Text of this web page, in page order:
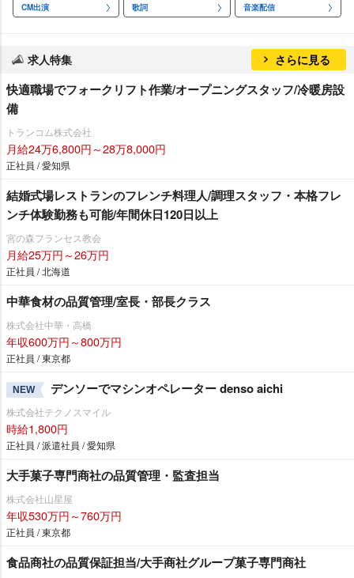
CM出演 歌詞 音楽配信
求人特集 さらに見る
快適職場でフォークリフト作業/オープニングスタッフ/冷暖房設
備
トランコム株式会社
月給24万6,800円～28万8,000円
正社員 / 愛知県
結婚式場レストランのフレンチ料理人/調理スタッフ・本格フレ
ンチ体験勤務も可能/年間休日120日以上
宮の森フランセス教会
月給25万円～26万円
正社員 / 北海道
中華食材の品質管理/室長・部長クラス
株式会社中華・高橋
年収600万円～800万円
正社員 / 東京都
NEW デンソーでマシンオペレーター denso aichi
株式会社テクノスマイル
時給1,800円
正社員 / 派遣社員 / 愛知県
大手菓子専門商社の品質管理・監査担当
株式会社山星屋
年収530万円～760万円
正社員 / 東京都
食品商社の品質保証担当/大手商社グループ菓子専門商社